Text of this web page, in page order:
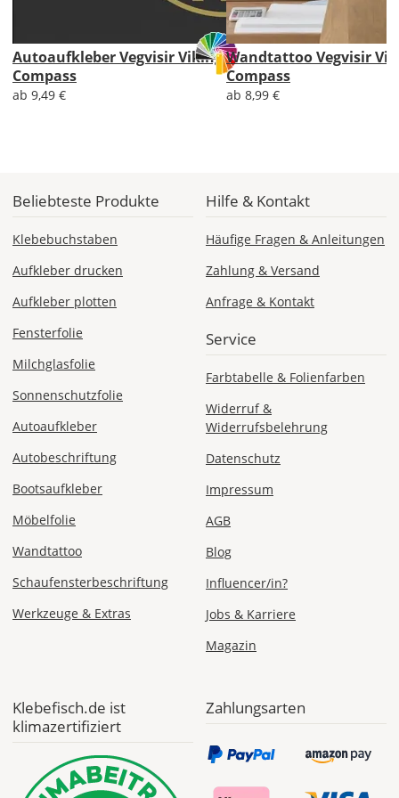
Lieferzeit
&
Versandkosten?
Economy
Sa., 15.08. -
1,99 EUR
Produktionsaufschlag
Versandkosten 1,99
Priority
Mi., 12.08. -
Sa., 15.08.
ab 7,98
Produktionsaufschlag
EU
CH
Autoaufkleber Vegvisir Viking
Compass
ab 9,49 €
Wandtattoo Vegvisir
Compass
ab 8,99 €
Beliebteste Produkte
Klebebuchstaben
Aufkleber drucken
Aufkleber plotten
Fensterfolie
Milchglasfolie
Sonnenschutzfolie
Autoaufkleber
Autobeschriftung
Bootsaufkleber
Möbelfolie
Wandtattoo
Schaufensterbeschriftung
Werkzeuge & Extras
Hilfe & Kontakt
Häufige Fragen & Anleitungen
Zahlung & Versand
Anfrage & Kontakt
Service
Farbtabelle & Folienfarben
Widerruf &
Widerrufsbelehrung
Datenschutz
Impressum
AGB
Blog
Influencer/in?
Jobs & Karriere
Magazin
Klebefisch.de ist
klimazertifiziert
Zahlungsarten